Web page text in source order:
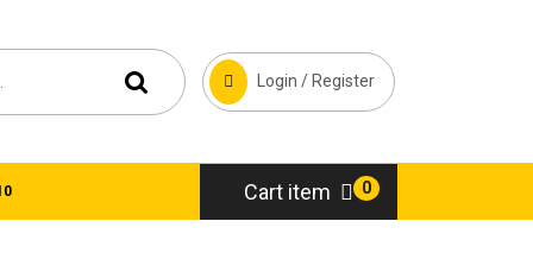
Login / Register
Cart item 0